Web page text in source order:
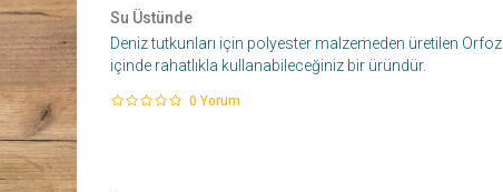
Su Üstünde
Deniz tutkunları için polyester malzemeden üretilen
içinde rahatlıkla kullanabileceğiniz bir üründür.
0 Yorum